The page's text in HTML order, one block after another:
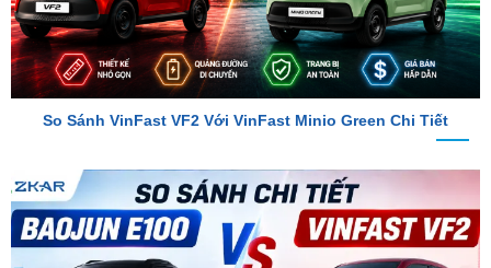
So Sánh VinFast VF2 Với VinFast Minio Green Chi Tiết